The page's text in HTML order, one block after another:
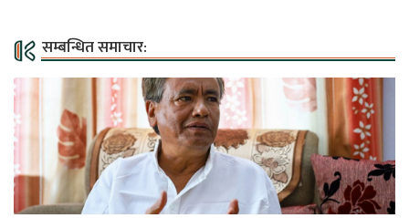
सम्बन्धित समाचार: